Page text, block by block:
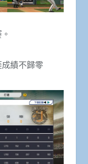
績不歸零